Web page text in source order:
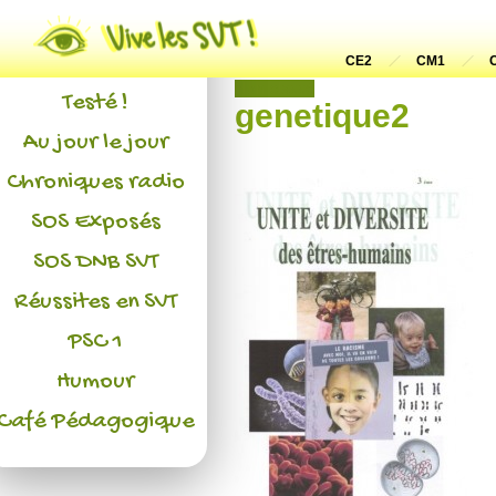
CE2 CM1
genetique2
Actualités
L'association
Testé !
Au jour le jour
Chroniques radio
SOS Exposés
SOS DNB SVT
Réussites en SVT
PSC 1
Humour
Pédagogique